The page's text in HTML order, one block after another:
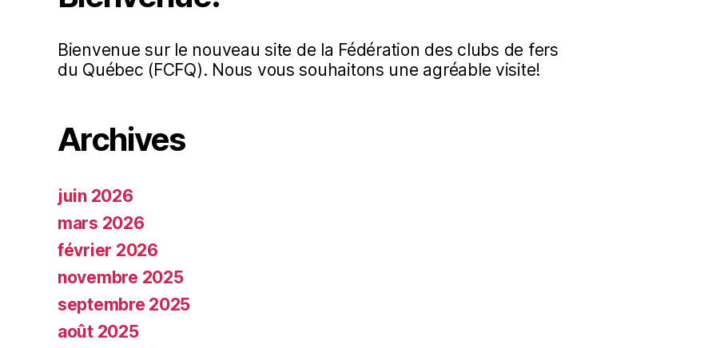
Bienvenue sur le nouveau site de la Fédération des clubs de fers
du Québec (FCFQ). Nous vous souhaitons une agréable visite!
Archives
juin 2026
mars 2026
février 2026
novembre 2025
septembre 2025
août 2025